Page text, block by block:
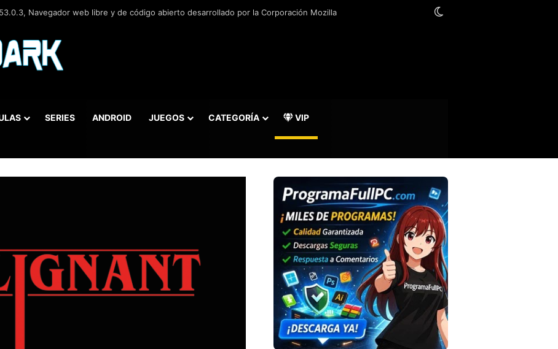
Navegador web libre y de código abierto​ desarrollado por la Corporación Mozilla
SERIES ANDROID JUEGOS CATEGORÍA VIP